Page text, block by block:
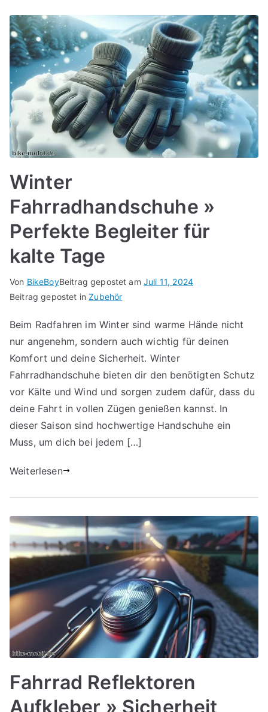
Winter
Fahrradhandschuhe »
Perfekte Begleiter für
kalte Tage
Von BikeBoyBeitrag gepostet am Juli 11, 2024
Beitrag gepostet inZubehör
Beim Radfahren im Winter sind warme Hände nicht
nur angenehm, sondern auch wichtig für deinen
Komfort und deine Sicherheit. Winter
Fahrradhandschuhe bieten dir den benötigten Schutz
vor Kälte und Wind und sorgen zudem dafür, dass du
deine Fahrt in vollen Zügen genießen kannst. In
dieser Saison sind hochwertige Handschuhe ein
Muss, um dich bei jedem […]
Weiterlesen
Fahrrad Reflektoren
Aufkleber » Sicherheit